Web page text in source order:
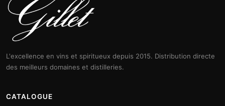
L'excellence en vins et spiritueux depuis 2015. Distribution directe
des meilleurs domaines et distilleries.
CATALOGUE